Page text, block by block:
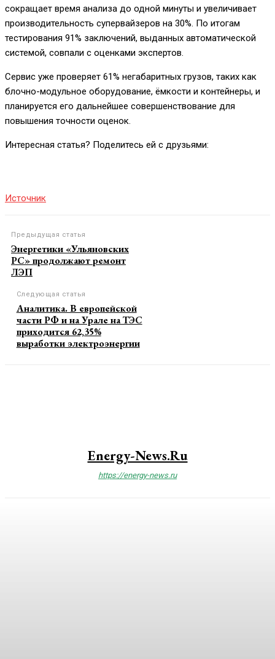
сокращает время анализа до одной минуты и увеличивает
производительность супервайзеров на 30%. По итогам
тестирования 91% заключений, выданных автоматической
системой, совпали с оценками экспертов.
Сервис уже проверяет 61% негабаритных грузов, таких как
блочно-модульное оборудование, ёмкости и контейнеры, и
планируется его дальнейшее совершенствование для
повышения точности оценок.
Интересная статья? Поделитесь ей с друзьями:
Источник
Предыдущая статья
Энергетики «Ульяновских
РС» продолжают ремонт
ЛЭП
Следующая статья
Аналитика. В европейской
части РФ и на Урале на ТЭС
приходится 62,35%
выработки электроэнергии
Energy-News.ru
https://energy-news.ru